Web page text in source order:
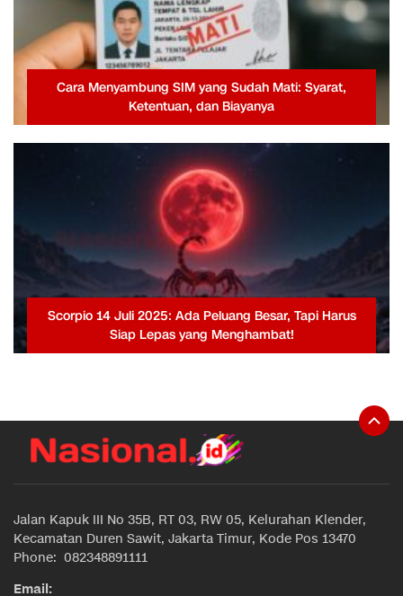
Cara Menyambung SIM yang Sudah Mati: Syarat,
Ketentuan, dan Biayanya
Scorpio 14 Juli 2025: Ada Peluang Besar, Tapi Harus
Siap Lepas yang Menghambat!
Jalan Kapuk III No 35B, RT 03, RW 05, Kelurahan Klender,
Kecamatan Duren Sawit, Jakarta Timur, Kode Pos 13470
Phone: 082348891111
Email: